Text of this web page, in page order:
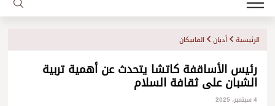
الرئيسية أديان الفاتيكان
رئيس الأساقفة كاتشا يتحدث عن أهمية تربية
الشبان على ثقافة السلام
4 سبتمبر، 2025